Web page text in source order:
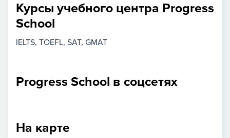
Курсы учебного центра Progress
School
IELTS TOEFL SAT GMAT
Progress School в соцсетях
На карте